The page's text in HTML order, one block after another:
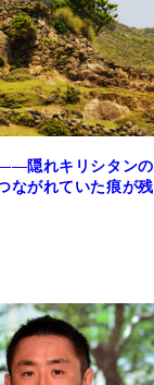
隠れキリシタンの
ながれていた痕が残